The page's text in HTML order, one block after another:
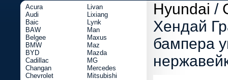
Hyundai /
Хендай
бампера
Acura
Audi
Baic
BAW
Belgee
BMW
BYD
Cadillac
Changan
Chevrolet
Livan
Lixiang
Lynk
Man
Maxus
Maz
Mazda
MG
Mercedes
Mitsubishi